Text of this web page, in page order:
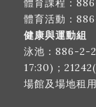
體育活動：
健康與運動組
泳池： 886-2-
17:30)；
場館及場地租用